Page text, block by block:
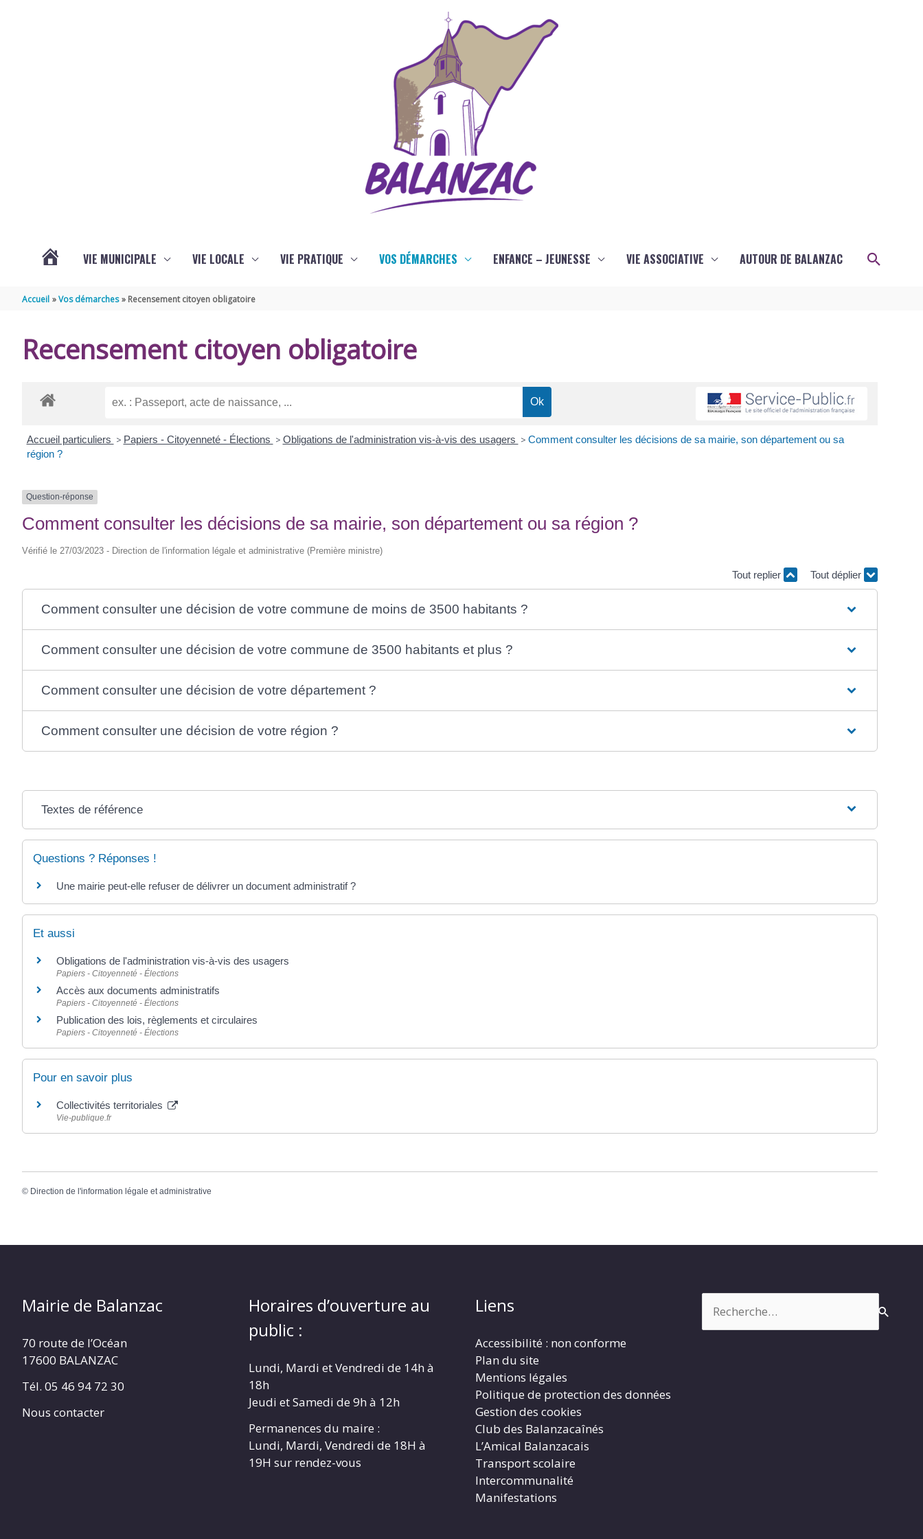
VIE MUNICIPALE VIE LOCALE VIE PRATIQUE VOS DÉMARCHES ENFANCE – JEUNESSE VIE ASSOCIATIVE AUTOUR DE BALANZAC
Accueil Vos démarches Recensement citoyen obligatoire
Recensement citoyen obligatoire
Accueil particuliers > Papiers - Citoyenneté - Élections > Obligations de l'administration vis-à-vis des usagers > Comment consulter les décisions de sa mairie, son département ou sa
région ?
Question-réponse
Comment consulter les décisions de sa mairie, son département ou sa région ?
Vérifié le 27/03/2023 - Direction de l'information légale et administrative (Première ministre)
Tout replier Tout déplier
Comment consulter une décision de votre commune de moins de 3500 habitants ?
Comment consulter une décision de votre commune de 3500 habitants et plus ?
Comment consulter une décision de votre département ?
Comment consulter une décision de votre région ?
Textes de référence
Questions ? Réponses !
Une mairie peut-elle refuser de délivrer un document administratif ?
Et aussi
Obligations de l'administration vis-à-vis des usagers
Papiers - Citoyenneté - Élections
Accès aux documents administratifs
Papiers - Citoyenneté - Élections
Publication des lois, règlements et circulaires
Papiers - Citoyenneté - Élections
Pour en savoir plus
Collectivités territoriales
Vie-publique.fr
© Direction de l'information légale et administrative
Mairie de Balanzac
70 route de l’Océan
17600 BALANZAC
Tél. 05 46 94 72 30
Nous contacter
Horaires d’ouverture au
public :
Lundi, Mardi et Vendredi de 14h à
18h
Jeudi et Samedi de 9h à 12h
Permanences du maire :
Lundi, Mardi, Vendredi de 18H à
19H sur rendez-vous
Liens
Accessibilité : non conforme
Plan du site
Mentions légales
Politique de protection des données
Gestion des cookies
Club des Balanzacaînés
L’Amical Balanzacais
Transport scolaire
Intercommunalité
Manifestations